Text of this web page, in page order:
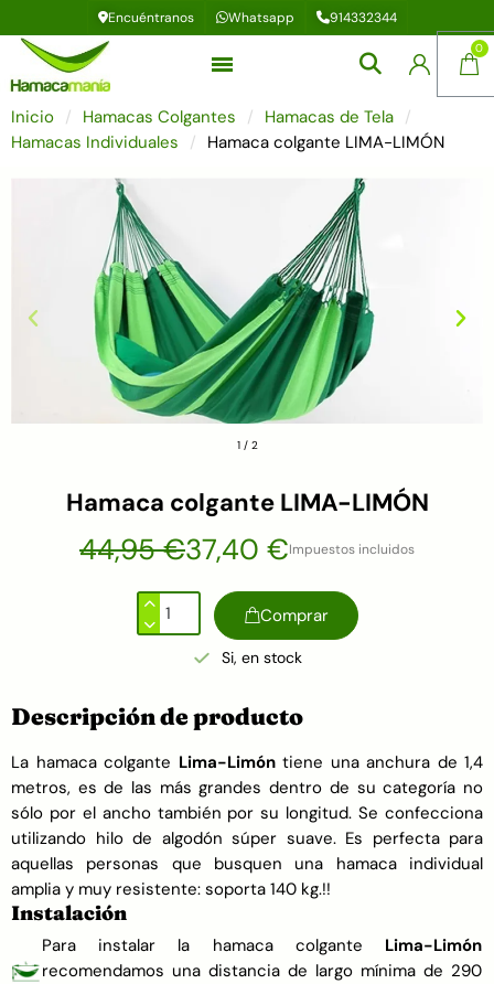
Encuéntranos Whatsapp 914332344
Inicio Hamacas Colgantes
Hamacas de Tela
Hamacas Individuales
Hamaca colgante LIMA-LIMÓN
1/ 2
Hamaca colgante LIMA-LIMÓN
44,95 €37,40 €Impuestos incluidos
Comprar
Si, en stock
Descripción de producto
La hamaca colgante Lima-Limón tiene una anchura de 1,4
metros, es de las más grandes dentro de su categoría no
sólo por el ancho también por su longitud. Se confecciona
utilizando hilo de algodón súper suave. Es perfecta para
aquellas personas que busquen una hamaca individual
amplia y muy resistente: soporta 140 kg.!!
Instalación
Para instalar la hamaca colgante Lima-Limón
recomendamos una distancia de largo mínima de 290